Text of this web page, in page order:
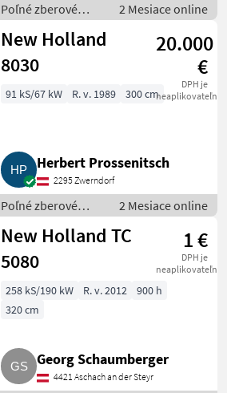
Poľné zberové
stroje / Kombajny
2 Mesiace online
New Holland
8030
20.000
€
DPH je
neaplikovateľné
91 kS/67 kW R. v. 1989 300 cm
Herbert Prossenitsch
2295 Zwerndorf
Poľné zberové
stroje / Kombajny
2 Mesiace online
New Holland TC
5080
1 €
DPH je
neaplikovateľné
258 kS/190 kW R. v. 2012
900 h
320 cm
Georg Schaumberger
4421 Aschach an der Steyr